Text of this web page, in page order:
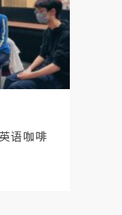
语咖啡